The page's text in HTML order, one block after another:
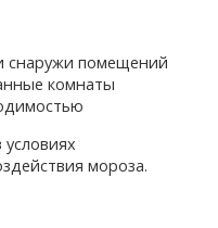
снаружи помещений
комнаты
мороза.